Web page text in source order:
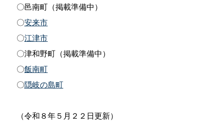
〇邑南町（掲載準備中）
〇安来市
〇江津市
〇津和野町（掲載準備中）
〇飯南町
〇隠岐の島町
（令和８年５月２２日更新）